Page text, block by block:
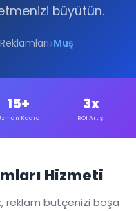
büyütün.
Muş
15+
Kadro
3x
ROI Artışı
Hizmeti
reklam bütçenizi boşa